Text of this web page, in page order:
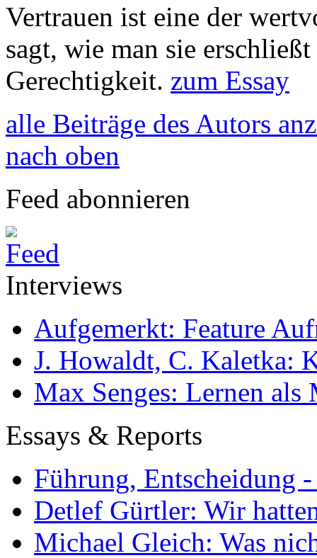
Vertrauen ist eine der
sagt, wie man sie
Gerechtigkeit. zum Essay
alle Beiträge des Autors
nach oben
Feed abonnieren
Interviews
Aufgemerkt: Feature
J. Howaldt, C. Kaletka:
Max Senges: Lernen als
Essays & Reports
Führung, Entscheidung
Detlef Gürtler: Wir
Michael Gleich: Was